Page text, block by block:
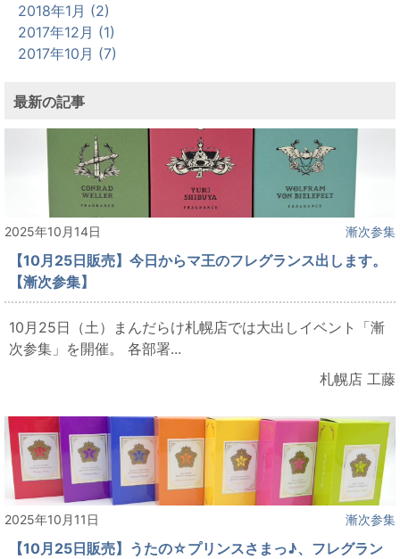
2018年1月 (2)
2017年12月 (1)
2017年10月 (7)
最新の記事
2025年10月14日 漸次参集
【10月25日販売】今日からマ王のフレグランス出します。
【漸次参集】
10月25日（土）まんだらけ札幌店では大出しイベント「漸
次参集」を開催。 各部署...
札幌店 工藤
2025年10月11日 漸次参集
【10月25日販売】うたの☆プリンスさまっ♪、フレグラン